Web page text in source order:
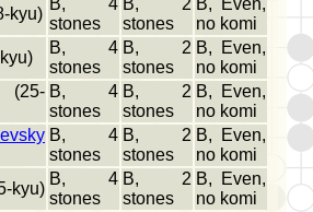
kyu)
B, 4
stones
B, 2
stones
B, Even,
no komi
B, 4
stones
B, 2
stones
B, Even,
no komi
(25- B, 4
stones
B, 2
stones
B, Even,
no komi
B, 4
stones
B, 2
stones
B, Even,
no komi
kyu)
B, 4
stones
B, 2
stones
B, Even,
no komi